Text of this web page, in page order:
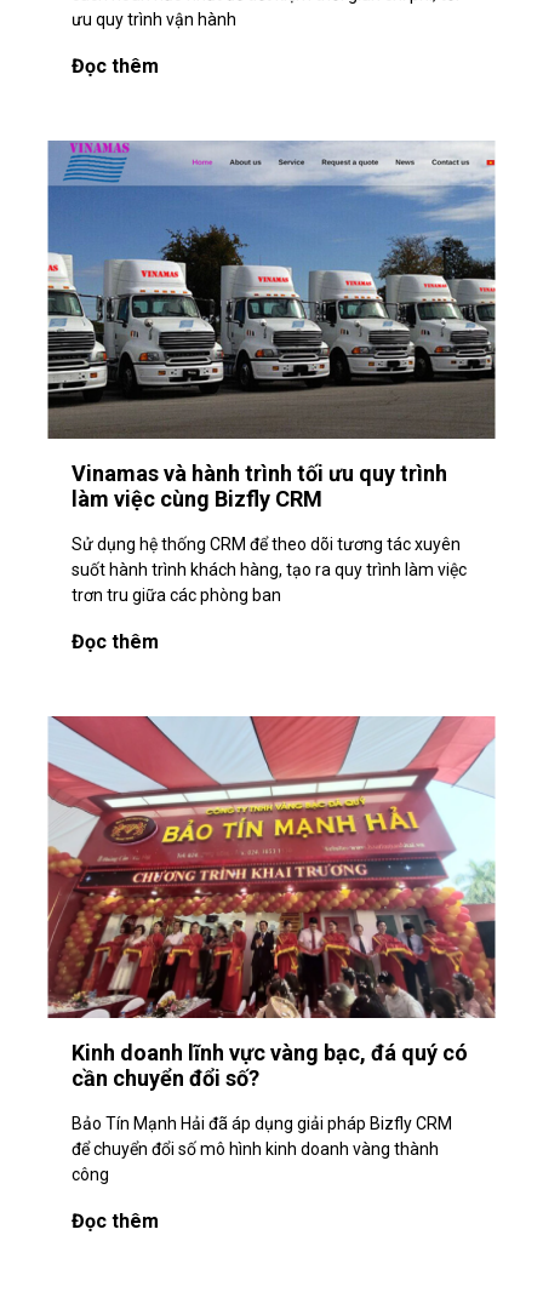
ưu quy trình vận hành
Đọc thêm
Vinamas và hành trình tối ưu quy trình
làm việc cùng Bizfly CRM
Sử dụng hệ thống CRM để theo dõi tương tác xuyên
suốt hành trình khách hàng, tạo ra quy trình làm việc
trơn tru giữa các phòng ban
Đọc thêm
Kinh doanh lĩnh vực vàng bạc, đá quý có
cần chuyển đổi số?
Bảo Tín Mạnh Hải đã áp dụng giải pháp Bizfly CRM
để chuyển đổi số mô hình kinh doanh vàng thành
công
Đọc thêm